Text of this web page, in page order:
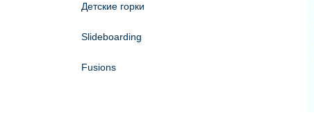
Детские горки
Slideboarding
Fusions